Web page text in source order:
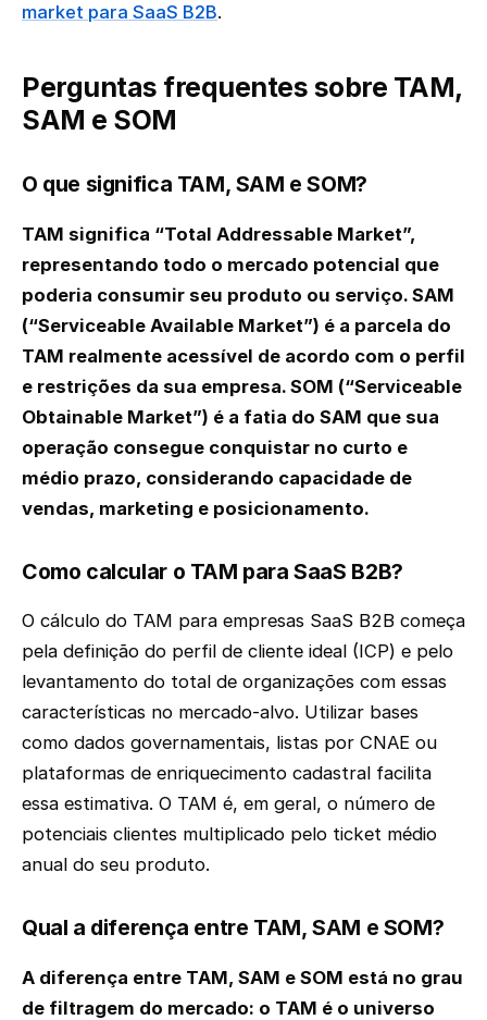
market para SaaS B2B.
Perguntas frequentes sobre TAM,
SAM e SOM
O que significa TAM, SAM e SOM?
TAM significa “Total Addressable Market”,
representando todo o mercado potencial que
poderia consumir seu produto ou serviço. SAM
(“Serviceable Available Market”) é a parcela do
TAM realmente acessível de acordo com o perfil
e restrições da sua empresa. SOM (“Serviceable
Obtainable Market”) é a fatia do SAM que sua
operação consegue conquistar no curto e
médio prazo, considerando capacidade de
vendas, marketing e posicionamento.
Como calcular o TAM para SaaS B2B?
O cálculo do TAM para empresas SaaS B2B começa
pela definição do perfil de cliente ideal (ICP) e pelo
levantamento do total de organizações com essas
características no mercado-alvo. Utilizar bases
como dados governamentais, listas por CNAE ou
plataformas de enriquecimento cadastral facilita
essa estimativa. O TAM é, em geral, o número de
potenciais clientes multiplicado pelo ticket médio
anual do seu produto.
Qual a diferença entre TAM, SAM e SOM?
A diferença entre TAM, SAM e SOM está no grau
de filtragem do mercado: o TAM é o universo